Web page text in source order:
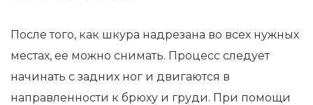
После того, как шкура надрезана во всех нужных
местах, ее можно снимать. Процесс следует
начинать с задних ног и двигаются в
направленности к брюху и груди. При помощи